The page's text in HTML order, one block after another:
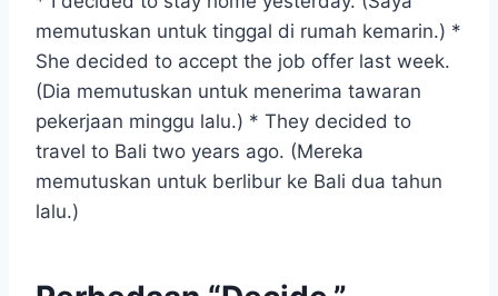
memutuskan untuk tinggal di rumah kemarin.) *
She decided to accept the job offer last week.
(Dia memutuskan untuk menerima tawaran
pekerjaan minggu lalu.) * They decided to
travel to Bali two years ago. (Mereka
memutuskan untuk berlibur ke Bali dua tahun
lalu.)